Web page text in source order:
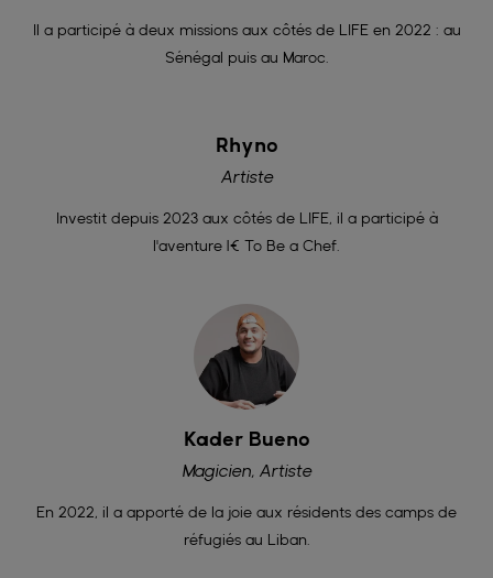
Il a participé à deux missions aux côtés de LIFE en 2022 : au
Sénégal puis au Maroc.
Rhyno
Artiste
Investit depuis 2023 aux côtés de LIFE, il a participé à
l'aventure 1€ To Be a Chef.
Kader Bueno
Magicien, Artiste
En 2022, il a apporté de la joie aux résidents des camps de
réfugiés au Liban.